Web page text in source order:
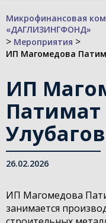
Микрофинансовая
«ДАГЛИЗИНГФОНД»
> Мероприятия >
ИП Магомедова
ИП
Патимат
26.02.2026
ИП Магомедова
занимается